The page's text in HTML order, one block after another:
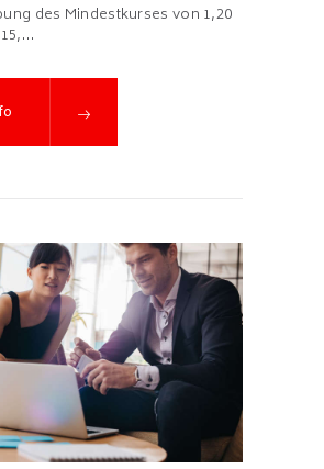
des Mindestkurses von 1,20